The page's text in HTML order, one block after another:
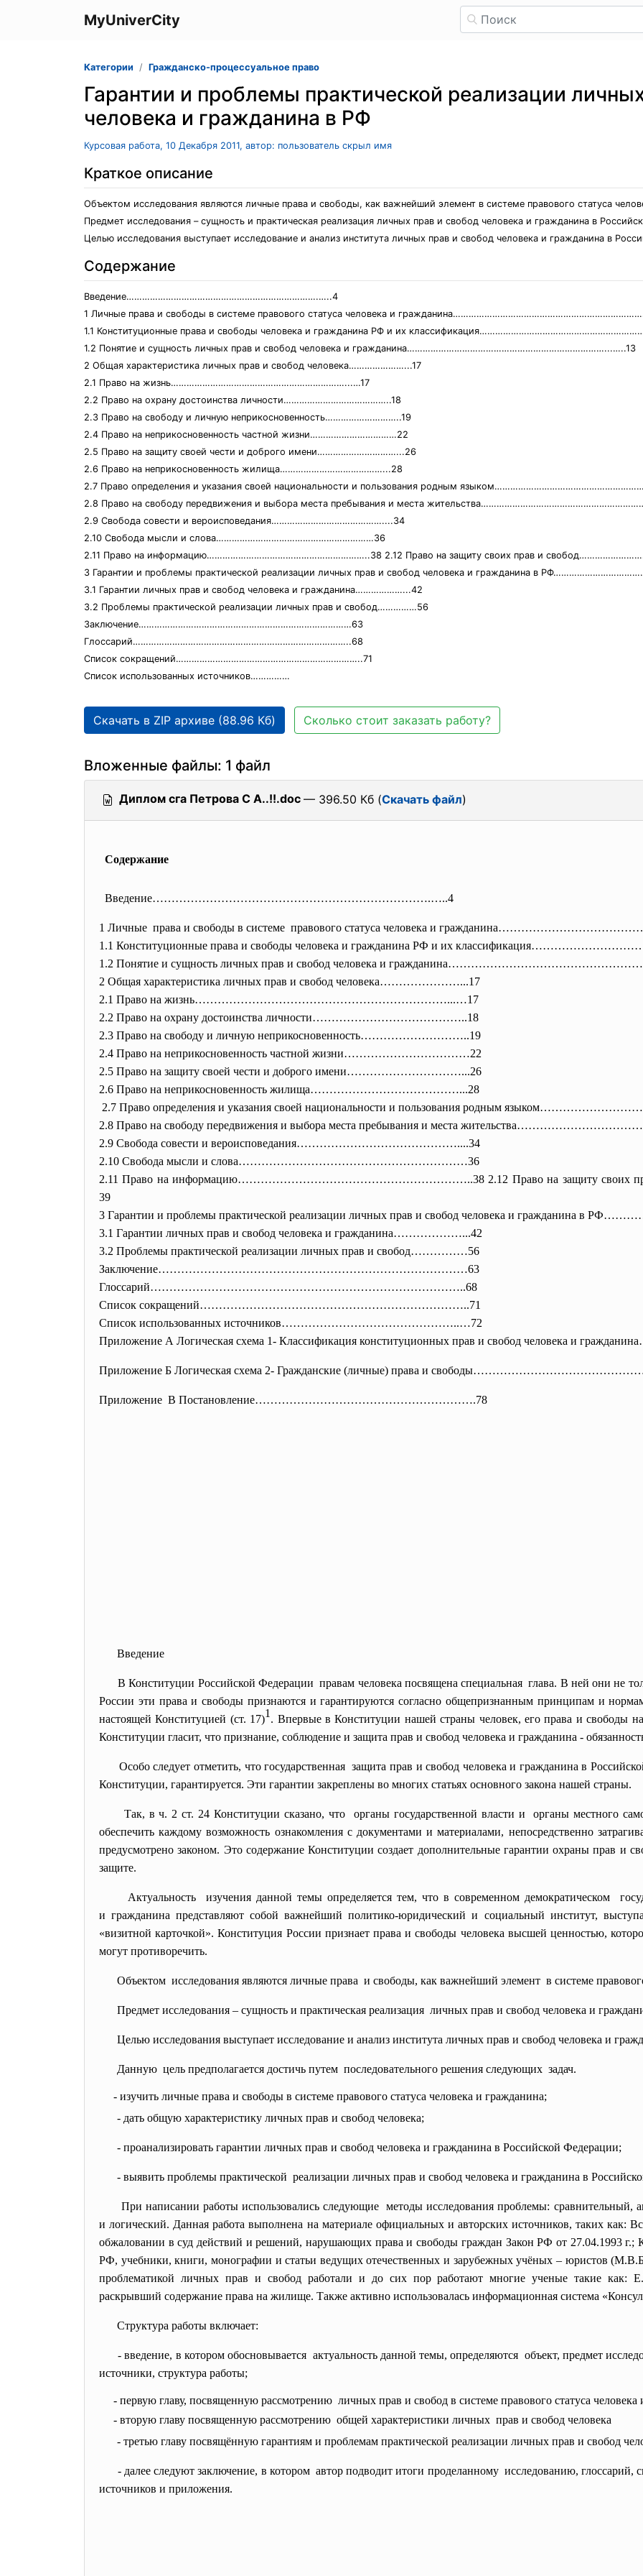
MyUniverCity
Категории Гражданско-процессуальное право
Гарантии и проблемы практической реализации
человека и гражданина в РФ
Курсовая работа, 10 Декабря 2011, автор: пользователь скрыл имя
Краткое описание
Объектом исследования являются личные права и свободы, как важнейший элемент в системе правового статуса
Предмет исследования – сущность и практическая реализация личных прав и свобод человека и гражданина в
Целью исследования выступает исследование и анализ института личных прав и свобод человека и гражданина в
Содержание
Введение……………………………………………………………….…..4
1 Личные права и свободы в системе правового статуса человека и
1.1 Конституционные права и свободы человека и гражданина РФ и их
1.2 Понятие и сущность личных прав и свобод человека и гражданина…………………………………………………………………...…..13
2 Общая характеристика личных прав и свобод человека…………………...17
2.1 Право на жизнь…………………………………………………………...…17
2.2 Право на охрану достоинства личности…………………………………..18
2.3 Право на свободу и личную неприкосновенность………………………..19
2.4 Право на неприкосновенность частной жизни……………………………22
2.5 Право на защиту своей чести и доброго имени…………………………...26
2.6 Право на неприкосновенность жилища…………………………………...28
2.7 Право определения и указания своей национальности и пользования родным
2.8 Право на свободу передвижения и выбора места пребывания и места
2.9 Свобода совести и вероисповедания……………………………………....34
2.10 Свобода мысли и слова……………………………………………………36
2.11 Право на информацию……………………………………………………..38 2.12 Право на защиту своих прав и
3 Гарантии и проблемы практической реализации личных прав и свобод человека и гражданина в
3.1 Гарантии личных прав и свобод человека и гражданина………………...42
3.2 Проблемы практической реализации личных прав и свобод……………56
Заключение………………………………………………………………………63
Глоссарий………………………………………………………………………..68
Список сокращений……………………………………………………………..71
Список использованных источников……………
Скачать в ZIP архиве (88.96 Кб) Сколько стоит заказать работу?
Вложенные файлы: 1 файл
Диплом сга Петрова С А..!!.doc — 396.50 Кб (Скачать файл)
Содержание
Введение……………………………………………………………….…..4
1 Личные права и свободы в системе правового статуса человека и
1.1 Конституционные права и свободы человека и гражданина РФ и их
1.2 Понятие и сущность личных прав и свобод человека и
2 Общая характеристика личных прав и свобод человека…………………...17
2.1 Право на жизнь…………………………………………………………...…17
2.2 Право на охрану достоинства личности…………………………………..18
2.3 Право на свободу и личную неприкосновенность………………………..19
2.4 Право на неприкосновенность частной жизни……………………………22
2.5 Право на защиту своей чести и доброго имени…………………………...26
2.6 Право на неприкосновенность жилища…………………………………...28
2.7 Право определения и указания своей национальности и пользования родным
2.8 Право на свободу передвижения и выбора места пребывания и места
2.9 Свобода совести и вероисповедания……………………………………....34
2.10 Свобода мысли и слова……………………………………………………36
2.11 Право на информацию……………………………………………………..38 2.12 Право на защиту
39
3 Гарантии и проблемы практической реализации личных прав и свобод человека и
3.1 Гарантии личных прав и свобод человека и гражданина………………...42
3.2 Проблемы практической реализации личных прав и свобод……………56
Заключение………………………………………………………………………63
Глоссарий………………………………………………………………………..68
Список сокращений……………………………………………………………..71
Список использованных источников………………………………………..…72
Приложение А Логическая схема 1- Классификация конституционных прав и свобод
Приложение Б Логическая схема 2- Гражданские (личные) права и
Приложение В Постановление………………………………………………….78
Введение
В Конституции Российской Федерации правам человека посвящена специальная глава. В ней они не
России эти права и свободы признаются и гарантируются согласно общепризнанным принципам и
настоящей Конституцией (ст. 17)1 . Впервые в Конституции нашей страны человек, его права и свободы
Конституции гласит, что признание, соблюдение и защита прав и свобод человека и гражданина -
Особо следует отметить, что государственная защита прав и свобод человека и гражданина в
Конституции, гарантируется. Эти гарантии закреплены во многих статьях основного закона нашей страны.
Так, в ч. 2 ст. 24 Конституции сказано, что органы государственной власти и органы местного
обеспечить каждому возможность ознакомления с документами и материалами, непосредственно
предусмотрено законом. Это содержание Конституции создает дополнительные гарантии охраны прав и
защите.
Актуальность изучения данной темы определяется тем, что в современном демократическом
и гражданина представляют собой важнейший политико-юридический и социальный институт,
«визитной карточкой». Конституция России признает права и свободы человека высшей ценностью,
могут противоречить.
Объектом исследования являются личные права и свободы, как важнейший элемент в системе
Предмет исследования – сущность и практическая реализация личных прав и свобод человека и
Целью исследования выступает исследование и анализ института личных прав и свобод человека и
Данную цель предполагается достичь путем последовательного решения следующих задач.
- изучить личные права и свободы в системе правового статуса человека и гражданина;
- дать общую характеристику личных прав и свобод человека;
- проанализировать гарантии личных прав и свобод человека и гражданина в Российской Федерации;
- выявить проблемы практической реализации личных прав и свобод человека и гражданина в
При написании работы использовались следующие методы исследования проблемы: сравнительный,
и логический. Данная работа выполнена на материале официальных и авторских источников, таких как:
обжаловании в суд действий и решений, нарушающих права и свободы граждан Закон РФ от 27.04.1993
РФ, учебники, книги, монографии и статьи ведущих отечественных и зарубежных учёных – юристов
проблематикой личных прав и свобод работали и до сих пор работают многие ученые такие как:
раскрывший содержание права на жилище. Также активно использовалась информационная система
Структура работы включает:
- введение, в котором обосновывается актуальность данной темы, определяются объект, предмет
источники, структура работы;
- первую главу, посвященную рассмотрению личных прав и свобод в системе правового статуса человека
- вторую главу посвященную рассмотрению общей характеристики личных прав и свобод человека
- третью главу посвящённую гарантиям и проблемам практической реализации личных прав и свобод
- далее следуют заключение, в котором автор подводит итоги проделанному исследованию, глоссарий,
источников и приложения.